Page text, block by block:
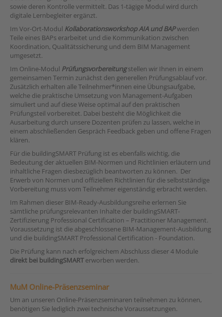
sowie deren Kontrolle vermittelt. Das 1-tägige Modul wird durch
digitale Lernbegleiter ergänzt.
Im Vor-Ort-Modul Kollaborationsworkshop AIA und BAPwerden
Teile eines BAPs erarbeitet und die Kommunikation zwischen
Koordination, Qualitätssicherung und dem BIM Management
umgesetzt.
Im Online-Modul Prüfungsvorbereitungstellen wir Ihnen in einem
gemeinsamen Termin zunächst den generellen Prüfungsablauf vor.
Zusätzlich erhalten alle Teilnehmer*innen eine Übungsaufgabe,
welche die praktische Umsetzung von Management-Aufgaben
simuliert und auf diese Weise optimal auf den praktischen
Prüfungsteil vorbereitet. Dabei besteht die Möglichkeit die
Ausarbeitung durch unsere Dozenten prüfen zu lassen, welche in
einem abschließenden Gespräch Feedback geben und offene Fragen
klären.
Für die buildingSMART Prüfung ist es ebenfalls wichtig, die
Bedeutung der aktuellen BIM-Normen und Richtlinien erläutern und
inhaltliche Fragen diesbezüglich beantworten zu können. Der
Erwerb von Normen und offiziellen Richtlinien für die selbstständige
Vorbereitung muss vom Teilnehmer eigenständig erbracht werden.
Im Rahmen dieser BIM-Ready-Ausbildungsreihe erlernen Sie
sämtliche prüfungsrelevanten Inhalte der buildingSMART-
Zertifizierung Professional Certification – Practitioner Management.
Voraussetzung ist die abgeschlossene BIM-Management-Ausbildung
und die buildingSMART Professional Certification - Foundation.
Die Prüfung kann nach erfolgreichem Abschluss dieser 4 Module
direkt bei buildingSMARTerworben werden.
MuM Online-Präsenzseminar
Um an unseren Online-Präsenzseminaren teilnehmen zu können,
benötigen Sie lediglich zwei technische Voraussetzungen.